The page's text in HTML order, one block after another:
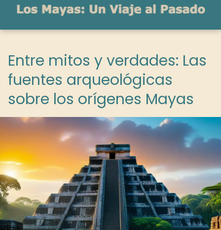
Entre mitos y verdades: Las
fuentes arqueológicas
sobre los orígenes Mayas